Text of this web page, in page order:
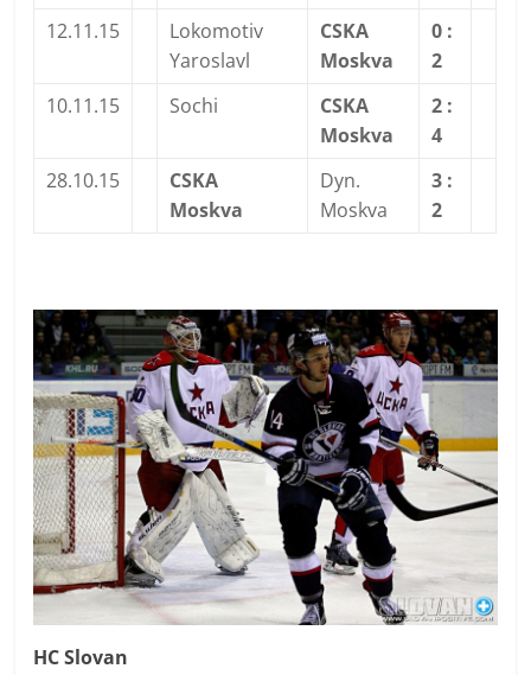
12.11.15
Lokomotiv
Yaroslavl
CSKA
Moskva
0 :
2
10.11.15
Sochi
CSKA
Moskva
2 :
4
28.10.15
CSKA
Moskva
Dyn.
Moskva
3 :
2
HC Slovan